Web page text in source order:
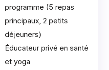
programme (5 repas
principaux, 2 petits
déjeuners)
Éducateur privé en santé
et yoga